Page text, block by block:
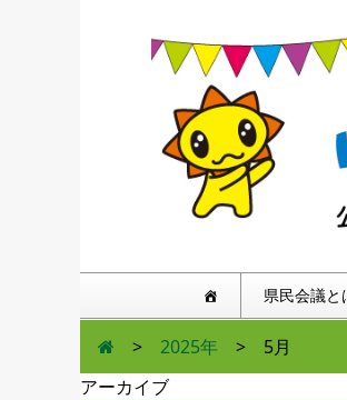
県民会議と
> 2025年 >
5月
アーカイブ